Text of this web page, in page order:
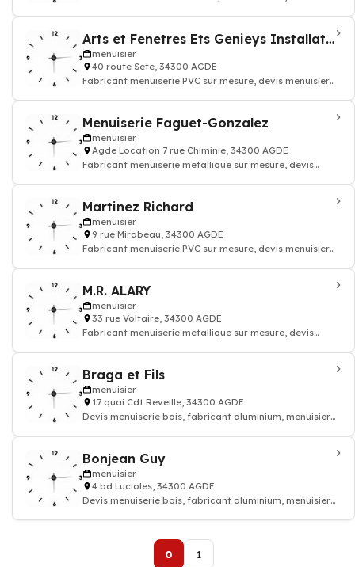
Arts et Fenetres Ets Genieys Installateur agree
menuisier
40 route Sete, 34300 AGDE
Fabricant menuiserie PVC sur mesure, devis menuisier
Menuiserie Faguet-Gonzalez
menuisier
Agde Location 7 rue Chiminie, 34300 AGDE
Fabricant menuiserie metallique sur mesure, devis
Martinez Richard
menuisier
9 rue Mirabeau, 34300 AGDE
Fabricant menuiserie PVC sur mesure, devis menuisier
M.R. ALARY
menuisier
33 rue Voltaire, 34300 AGDE
Fabricant menuiserie metallique sur mesure, devis
Braga et Fils
menuisier
17 quai Cdt Reveille, 34300 AGDE
Devis menuiserie bois, fabricant aluminium, menuisier
Bonjean Guy
menuisier
4 bd Lucioles, 34300 AGDE
Devis menuiserie bois, fabricant aluminium, menuisier
0 1